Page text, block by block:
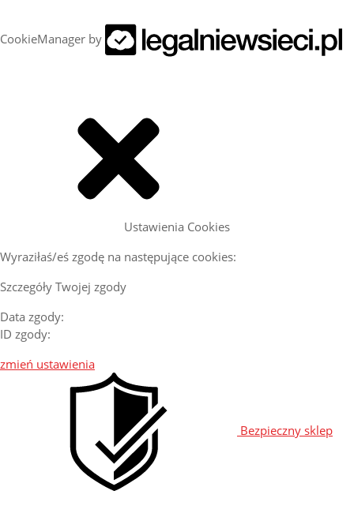
CookieManager by
Ustawienia Cookies
Wyraziłaś/eś zgodę na następujące cookies:
Szczegóły Twojej zgody
Data zgody:
ID zgody:
zmień ustawienia
Bezpieczny sklep